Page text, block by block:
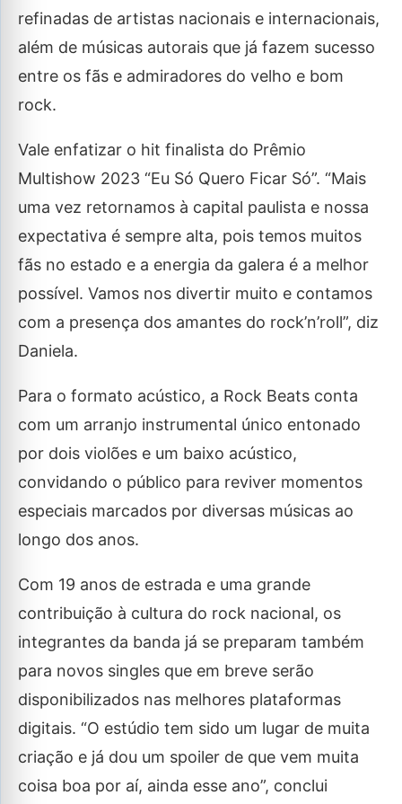
refinadas de artistas nacionais e internacionais,
além de músicas autorais que já fazem sucesso
entre os fãs e admiradores do velho e bom
rock.
Vale enfatizar o hit finalista do Prêmio
Multishow 2023 “Eu Só Quero Ficar Só”. “Mais
uma vez retornamos à capital paulista e nossa
expectativa é sempre alta, pois temos muitos
fãs no estado e a energia da galera é a melhor
possível. Vamos nos divertir muito e contamos
com a presença dos amantes do rock’n’roll”, diz
Daniela.
Para o formato acústico, a Rock Beats conta
com um arranjo instrumental único entonado
por dois violões e um baixo acústico,
convidando o público para reviver momentos
especiais marcados por diversas músicas ao
longo dos anos.
Com 19 anos de estrada e uma grande
contribuição à cultura do rock nacional, os
integrantes da banda já se preparam também
para novos singles que em breve serão
disponibilizados nas melhores plataformas
digitais. “O estúdio tem sido um lugar de muita
criação e já dou um spoiler de que vem muita
coisa boa por aí, ainda esse ano”, conclui